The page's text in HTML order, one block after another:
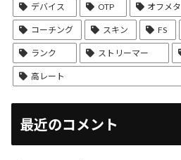
デバイス OTP オフメタ
コーチング スキン FS
ランク ストリーマー
高レート
最近のコメント